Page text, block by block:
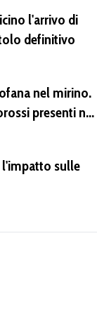
l'arrivo di
definitivo
nel mirino.
presenti nel
il Lione
l'impatto sulle